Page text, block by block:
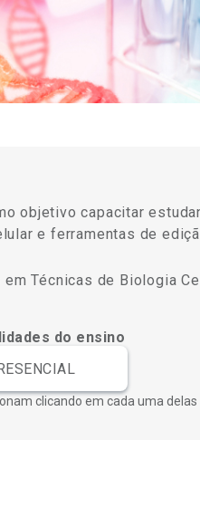
objetivo capacitar
e ferramentas de
Técnicas de Biologia
do ensino
clicando em cada uma delas